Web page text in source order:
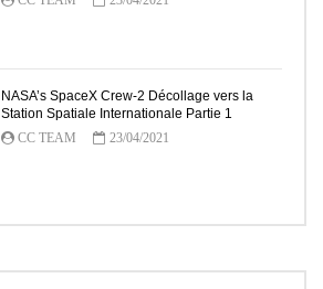
NASA’s SpaceX Crew-2 Décollage vers la
Station Spatiale Internationale Partie 1
CC TEAM
23/04/2021